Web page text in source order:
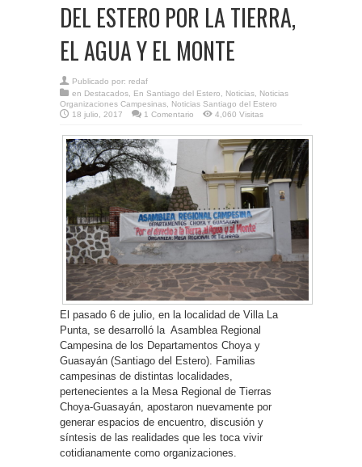
DEL ESTERO POR LA TIERRA,
EL AGUA Y EL MONTE
Publicado por: redaf
en Destacados En Santiago del Estero Noticias
Noticias
Organizaciones Campesinas
Noticias Santiago del Estero
18 julio, 2017
1 Comentario 4,060 Visitas
El pasado 6 de julio, en la localidad de Villa La
Punta, se desarrolló la Asamblea Regional
Campesina de los Departamentos Choya y
Guasayán (Santiago del Estero). Familias
campesinas de distintas localidades,
pertenecientes a la Mesa Regional de Tierras
Choya-Guasayán, apostaron nuevamente por
generar espacios de encuentro, discusión y
síntesis de las realidades que les toca vivir
cotidianamente como organizaciones.